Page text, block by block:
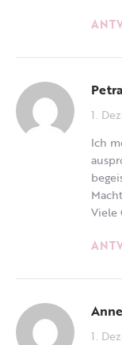
1.
Ich
Viele
1.